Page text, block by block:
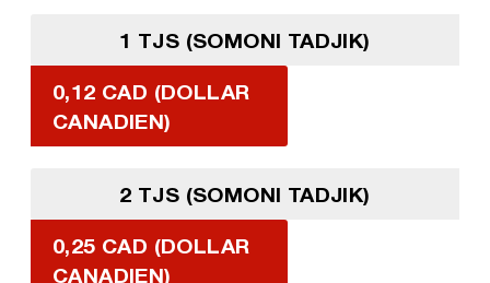
1 TJS (SOMONI TADJIK)
0,12 CAD (DOLLAR
CANADIEN)
2 TJS (SOMONI TADJIK)
0,25 CAD (DOLLAR
CANADIEN)